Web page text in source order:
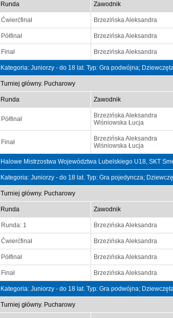
Runda Zawodnik
Ćwierćfinał Brzezińska Aleksandra
Półfinał Brzezińska Aleksandra
Finał Brzezińska Aleksandra
Kategoria: Juniorzy - do 18 lat. Typ: Gra podwójna;
Turniej główny. Pucharowy
Runda Zawodnik
Półfinał
Brzezińska Aleksandra
Wiśniowska Łucja
Finał
Brzezińska Aleksandra
Wiśniowska Łucja
Halowe Mistrzostwa Województwa Lubelskiego U18, SKT
Kategoria: Juniorzy - do 18 lat. Typ: Gra pojedyncza;
Turniej główny. Pucharowy
Runda Zawodnik
Runda: 1 Brzezińska Aleksandra
Ćwierćfinał Brzezińska Aleksandra
Półfinał Brzezińska Aleksandra
Finał Brzezińska Aleksandra
Kategoria: Juniorzy - do 18 lat. Typ: Gra podwójna;
Turniej główny. Pucharowy